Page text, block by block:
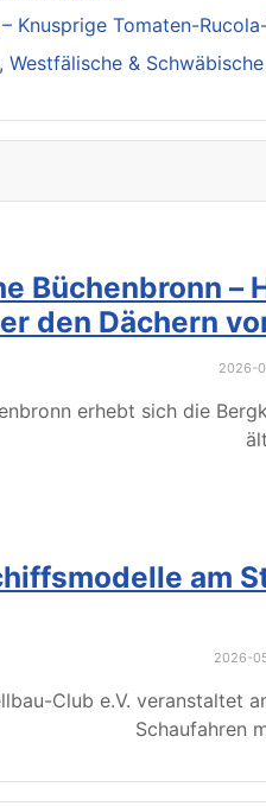
Knusprige Tomaten-
&
Büchenbronn –
den Dächern
2026-
erhebt sich die
am
2026-
Club e.V. veranstaltet
Schaufahren